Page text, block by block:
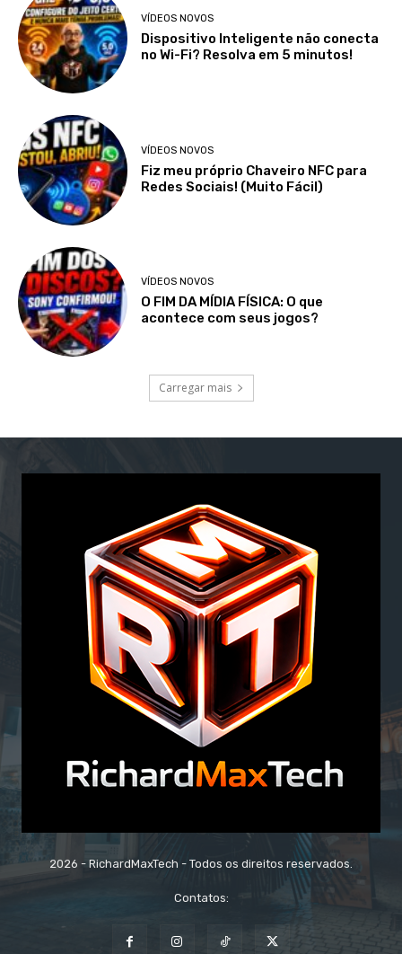
VÍDEOS NOVOS
Dispositivo Inteligente não conecta
no Wi-Fi? Resolva em 5 minutos!
VÍDEOS NOVOS
Fiz meu próprio Chaveiro NFC para
Redes Sociais! (Muito Fácil)
VÍDEOS NOVOS
O FIM DA MÍDIA FÍSICA: O que
acontece com seus jogos?
Carregar mais
2026 - RichardMaxTech - Todos os direitos reservados.
Contatos: